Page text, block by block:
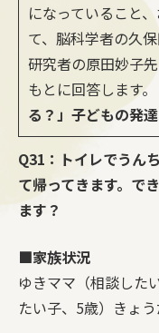
になっていること
て、脳科学者の久
研究者の原田妙子
もとに回答します。
る？」子どもの発
Q31：トイレでうん
て帰ってきます。で
ます？
■家族状況
ゆきママ（相談した
たい子、5歳）きょ